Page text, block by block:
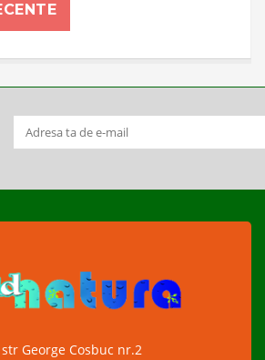
George Cosbuc nr.2